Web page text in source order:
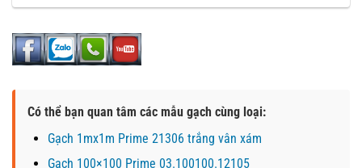
Có thể bạn quan tâm các mẫu gạch cùng loại:
Gạch 1mx1m Prime 21306 trắng vân xám
Gạch 100×100 Prime 03.100100.12105